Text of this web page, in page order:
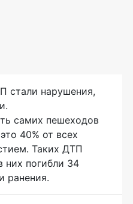
стали нарушения,
самих пешеходов
40% от всех
Таких ДТП
них погибли 34
ранения.